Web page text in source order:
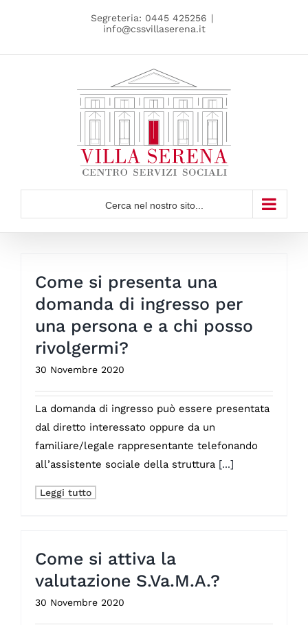
Segreteria: 0445 425256 |
info@cssvillaserena.it
Cerca nel nostro sito...
Come si presenta una
domanda di ingresso per
una persona e a chi posso
rivolgermi?
30 Novembre 2020
La domanda di ingresso può essere presentata
dal diretto interessato oppure da un
familiare/legale rappresentante telefonando
all’assistente sociale della struttura [...]
Leggi tutto
Come si attiva la
valutazione S.Va.M.A.?
30 Novembre 2020